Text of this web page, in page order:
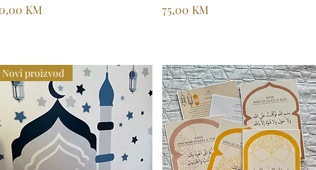
KM Price
75,00 KM
Novi proizvod